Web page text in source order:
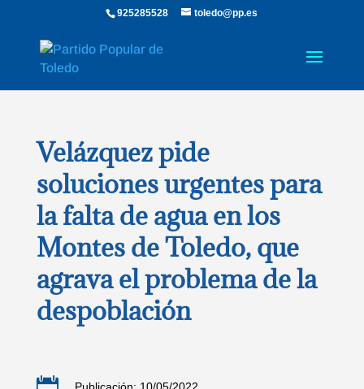
925285528 toledo@pp.es
Velázquez pide
soluciones urgentes para
la falta de agua en los
Montes de Toledo, que
agrava el problema de la
despoblación